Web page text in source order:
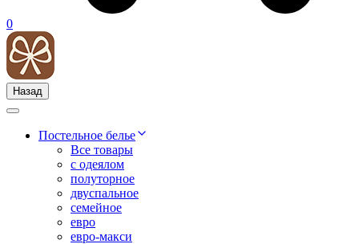
0
Назад
Постельное белье
Все товары
с одеялом
полуторное
двуспальное
семейное
евро
евро-макси